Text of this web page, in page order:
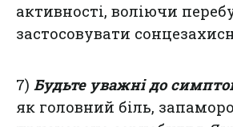
активності, воліючи
застосовувати
7) Будьте уважні до
як головний біль,